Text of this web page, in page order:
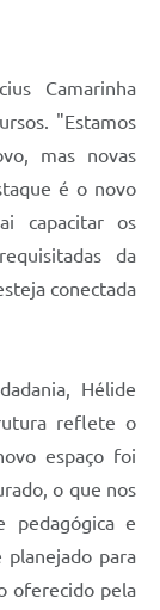
Camarinha
"Estamos
mas novas
é o novo
capacitar os
da
conectada
Hélide
reflete o
espaço foi
o que nos
pedagógica e
para
oferecido pela